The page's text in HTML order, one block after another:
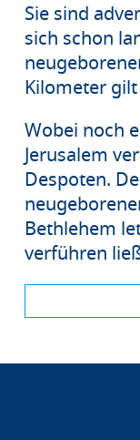
Sie sind
sich schon
Kilometer
Wobei noch
Jerusalem
Despoten.
Bethlehem
verführen